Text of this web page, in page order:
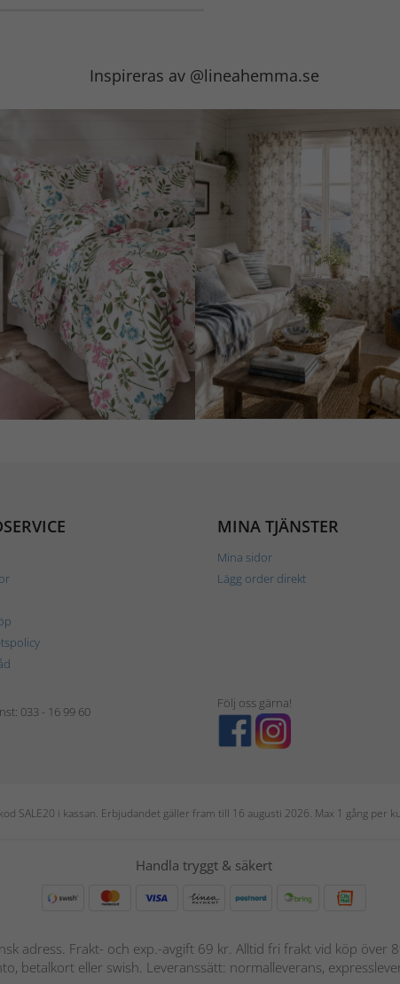
Inspireras av @lineahemma.se
MINA TJÄNSTER
Mina sidor
Lägg order direkt
033 - 16 99 60
Följ oss gärna!
SALE20 i kassan. Erbjudandet gäller fram till 16 augusti 2026. Max 1 gång per
Handla tryggt & säkert
adress. Frakt- och exp.-avgift 69 kr. Alltid fri frakt vid köp över
betalkort eller swish. Leveranssätt: normalleverans,